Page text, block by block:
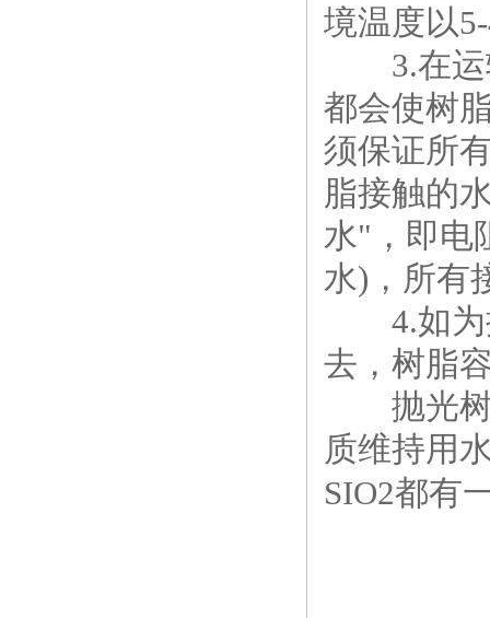
境温度以5
3.在
都会使树
须保证所
脂接触的
水" ，即
水) ，所
4.如
去，树脂
抛光树
质维持用
SIO2都有